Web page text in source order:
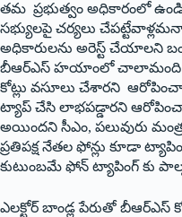
త‌మ‌ ప్రభుత్వం అధికారంలో ఉండి
సభ్యులపై చర్యలు
అధికారులను అరెస్ట్ ‌చేయాలని
బీఆర్‌ఎస్‌ ‌హయాంలో చాలామంది
కోట్లు వసూలు చేశారని
ట్యాప్‌ ‌చేసి లాభపడ్డారని
అయిందని సీఎం, పలువురు
ప్రతిపక్ష నేతల ఫోన్లు కూడా
‌కుటుంబమే ఫోన్‌ ‌ట్యాపింగ్‌ ‌కు
ఎలక్టోర్‌ ‌బాండ్ల పేరుతో బీఆర్‌ఎస్‌